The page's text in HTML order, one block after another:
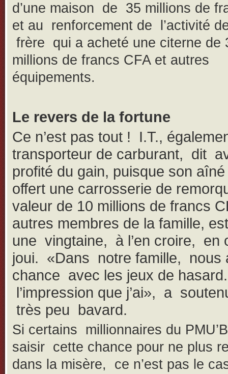
d’une maison de 35 millions de
et au renforcement de l’activité
frère qui a acheté une citerne de
millions de francs CFA et autres
équipements.
Le revers de la fortune
Ce n’est pas tout ! I.T.,
transporteur de carburant, dit
profité du gain, puisque son
offert une carrosserie de
valeur de 10 millions de francs
autres membres de la famille,
une vingtaine, à l’en croire, en
joui. «Dans notre famille, nous
chance avec les jeux de hasard.
l’impression que j’ai», a
très peu bavard.
Si certains millionnaires du
saisir cette chance pour ne plus
dans la misère, ce n’est pas le